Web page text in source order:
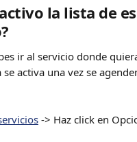
la lista de
ir al servicio donde
se activa una vez se
-> Haz click en